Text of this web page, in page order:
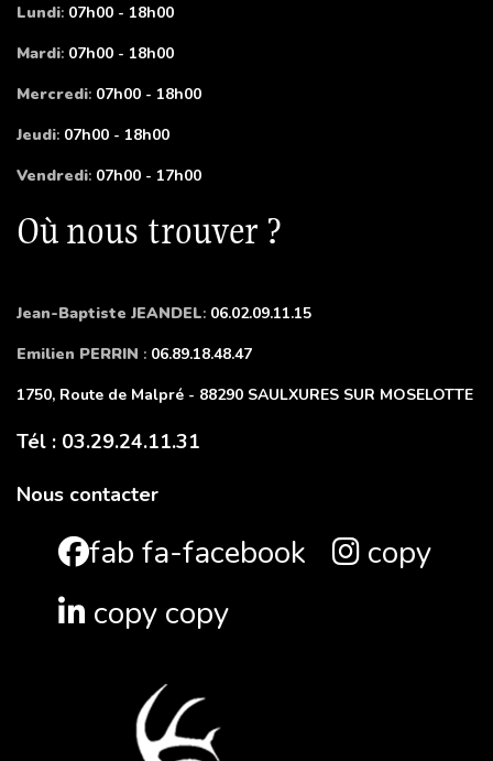
Lundi: 07h00 - 18h00
Mardi: 07h00 - 18h00
Mercredi: 07h00 - 18h00
Jeudi: 07h00 - 18h00
Vendredi: 07h00 - 17h00
Où nous trouver ?
Jean-Baptiste JEANDEL: 06.02.09.11.15
Emilien PERRIN : 06.89.18.48.47
1750, Route de Malpré - 88290 SAULXURES SUR MOSELOTTE
Tél : 03.29.24.11.31
Nous contacter
fab fa-facebook
copy
copy copy